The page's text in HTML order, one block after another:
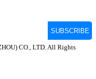
CO., LTD. All Rights